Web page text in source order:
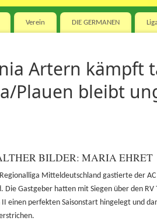
Verein DIE GERMANEN
Artern kämpft
Plauen bleibt
BILDER: MARIA EHRET
Mitteldeutschland gastierte der
Die Gastgeber hatten mit Siegen über den RV
einen perfekten Saisonstart hingelegt und